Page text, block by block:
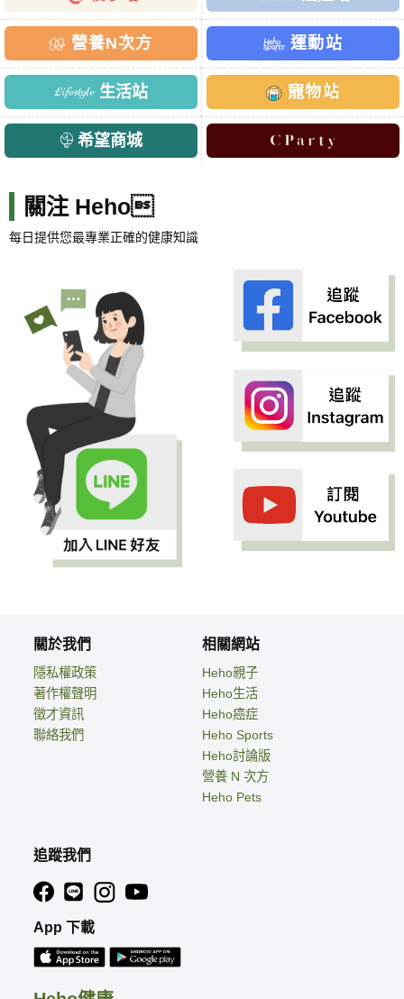
營養N次方 運動站
生活站 寵物站
希望商城
關注 Heho
每日提供您最專業正確的健康知識
關於我們
隱私權政策
著作權聲明
徵才資訊
聯絡我們
相關網站
Heho親子
Heho生活
Heho癌症
Heho Sports
Heho討論版
營養 N 次方
Heho Pets
追蹤我們
App 下載